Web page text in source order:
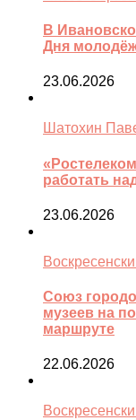
В
Дня
23.06.2026
Шатохин
работать
23.06.2026
Союз
музеев на
маршруте
22.06.2026